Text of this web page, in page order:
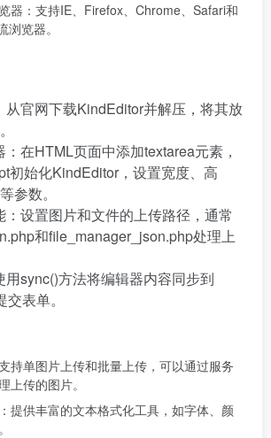
器：支持IE、Firefox、Chrome、Safari和
览器。
从官网下载KindEditor并解压，将其放
在HTML页面中添加textarea元素，
初始化KindEditor，设置宽度、高
参数。
：设置图片和文件的上传路径，通常
和file_manager_json.php处理上
用sync()方法将编辑器内容同步到
表单。
持单图片上传和批量上传，可以通过服务
上传的图片。
提供丰富的文本格式化工具，如字体、颜